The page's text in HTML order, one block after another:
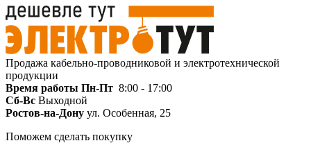
Продажа кабельно-проводниковой и электротехнической
продукции
Время работы Пн-Пт 8:00 - 17:00
Сб-Вс Выходной
Ростов-на-Дону ул. Особенная, 25
Поможем сделать покупку